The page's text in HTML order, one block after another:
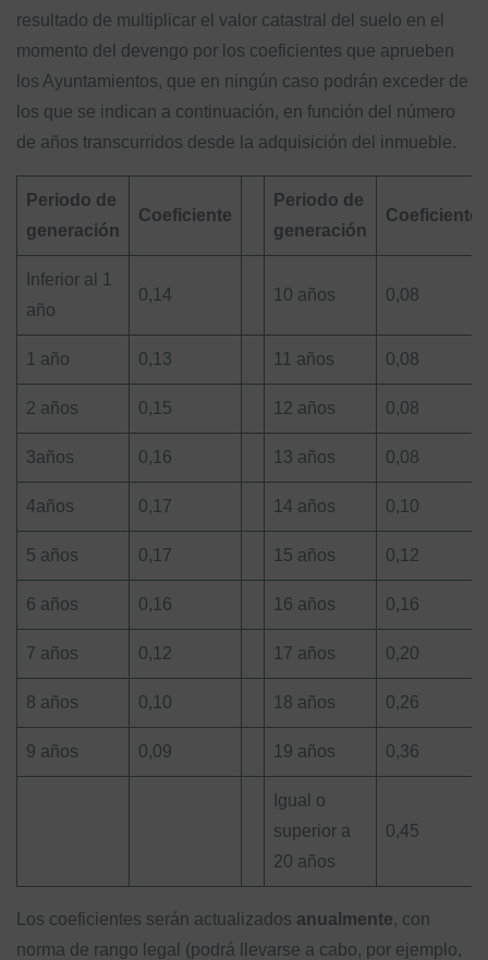
resultado de multiplicar el valor catastral del suelo en el
momento del devengo por los coeficientes que aprueben
los Ayuntamientos, que en ningún caso podrán exceder de
los que se indican a continuación, en función del número
de años transcurridos desde la adquisición del inmueble.
Periodo de
generación
Coeficiente
Periodo de
generación
Coeficiente
Inferior al 1
año
0,14 10 años 0,08
1 año 0,13 11 años 0,08
2 años 0,15 12 años 0,08
3años 0,16 13 años 0,08
4años 0,17 14 años 0,10
5 años 0,17 15 años 0,12
6 años 0,16 16 años 0,16
7 años 0,12 17 años 0,20
8 años 0,10 18 años 0,26
9 años 0,09 19 años 0,36
Igual o
superior a
20 años
0,45
Los coeficientes serán actualizados anualmente, con
norma de rango legal (podrá llevarse a cabo, por ejemplo,